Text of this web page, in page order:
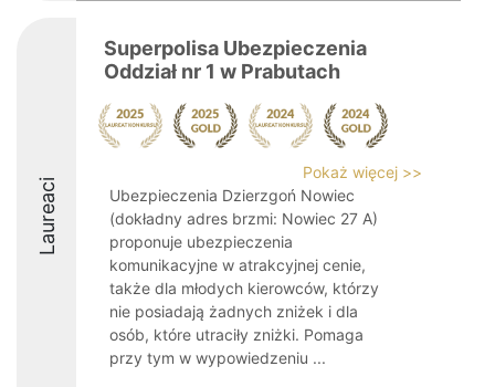
Laureaci
Superpolisa Ubezpieczenia
Oddział nr 1 w Prabutach
Pokaż więcej >>
Ubezpieczenia Dzierzgoń Nowiec
(dokładny adres brzmi: Nowiec 27 A)
proponuje ubezpieczenia
komunikacyjne w atrakcyjnej cenie,
także dla młodych kierowców, którzy
nie posiadają żadnych zniżek i dla
osób, które utraciły zniżki. Pomaga
przy tym w wypowiedzeniu ...